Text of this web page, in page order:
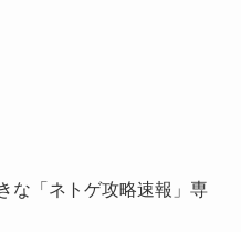
な「ネトゲ攻略速報」専